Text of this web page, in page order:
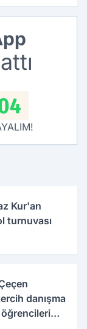
Kur'an
turnuvası
danışma
öğrencileri